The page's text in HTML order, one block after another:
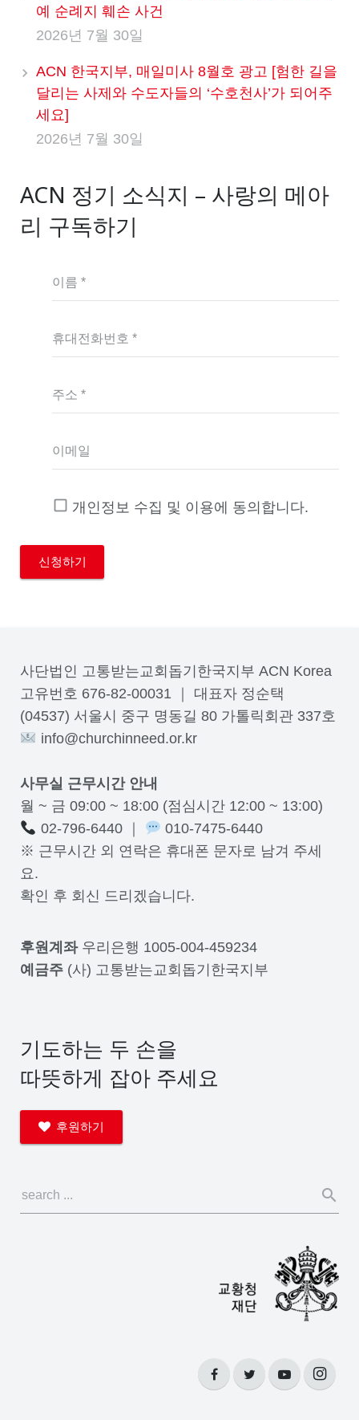
예 순례지 훼손 사건
2026년 7월 30일
ACN 한국지부, 매일미사 8월호 광고 [험한 길을
달리는 사제와 수도자들의 ‘수호천사’가 되어주
세요]
2026년 7월 30일
ACN 정기 소식지 – 사랑의 메아
리 구독하기
이름 *
휴대전화번호 *
주소 *
이메일
개인정보 수집 및 이용에 동의합니다.
사단법인 고통받는교회돕기한국지부 ACN Korea
고유번호 676-82-00031 ｜ 대표자 정순택
(04537) 서울시 중구 명동길 80 가톨릭회관 337호
info@churchinneed.or.kr
사무실 근무시간 안내
월 ~ 금 09:00 ~ 18:00 (점심시간 12:00 ~ 13:00)
02-796-6440 ｜
010-7475-6440
※ 근무시간 외 연락은 휴대폰 문자로 남겨 주세
요.
확인 후 회신 드리겠습니다.
후원계좌우리은행 1005-004-459234
예금주 (사) 고통받는교회돕기한국지부
기도하는 두 손을
따뜻하게 잡아 주세요
후원하기